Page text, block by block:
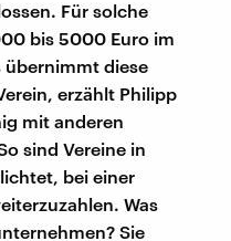
Für solche
bis 5000 Euro im
übernimmt diese
erzählt Philipp
mit anderen
sind Vereine in
bei einer
Was
Sie